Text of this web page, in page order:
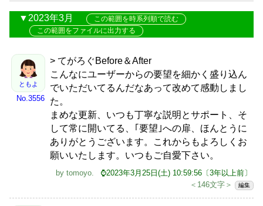
2023年3月
この範囲を時系列順で読む
この範囲をファイルに出力する
ともよ
No.3556
> てがろぐBefore＆After
こんなにユーザーからの要望を細かく盛り込ん
でいただいてるんだなあって改めて感動しまし
た。
まめな更新、いつも丁寧な説明とサポート、そ
して常に開いてる、｢要望｣への扉、ほんとうに
ありがとうございます。これからもよろしくお
願いいたします。いつもご自愛下さい。
by tomoyo.
⌚2023年3月25日(土) 10:59:56〔3年以上前〕
＜146文字＞
編集